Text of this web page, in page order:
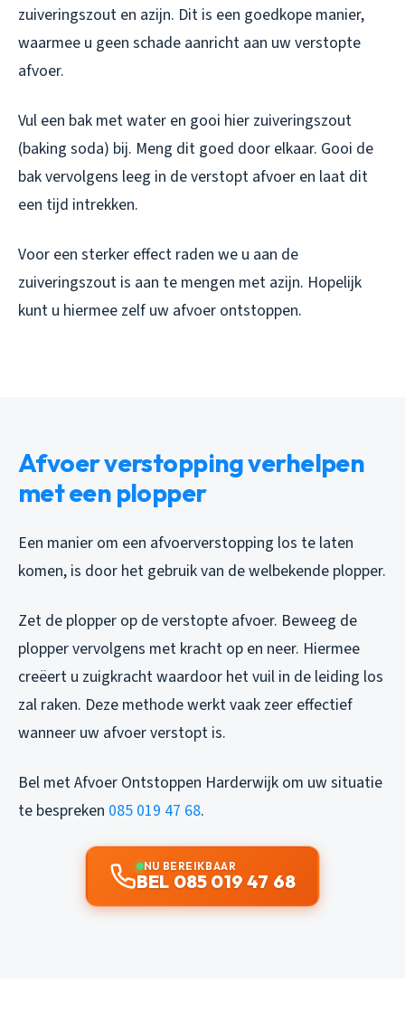
zuiveringszout en azijn. Dit is een goedkope manier,
waarmee u geen schade aanricht aan uw verstopte
afvoer.
Vul een bak met water en gooi hier zuiveringszout
(baking soda) bij. Meng dit goed door elkaar. Gooi de
bak vervolgens leeg in de verstopt afvoer en laat dit
een tijd intrekken.
Voor een sterker effect raden we u aan de
zuiveringszout is aan te mengen met azijn. Hopelijk
kunt u hiermee zelf uw afvoer ontstoppen.
Afvoer verstopping verhelpen
met een plopper
Een manier om een afvoerverstopping los te laten
komen, is door het gebruik van de welbekende plopper.
Zet de plopper op de verstopte afvoer. Beweeg de
plopper vervolgens met kracht op en neer. Hiermee
creëert u zuigkracht waardoor het vuil in de leiding los
zal raken. Deze methode werkt vaak zeer effectief
wanneer uw afvoer verstopt is.
Bel met Afvoer Ontstoppen Harderwijk om uw situatie
te bespreken 085 019 47 68.
NU BEREIKBAAR
BEL 085 019 47 68